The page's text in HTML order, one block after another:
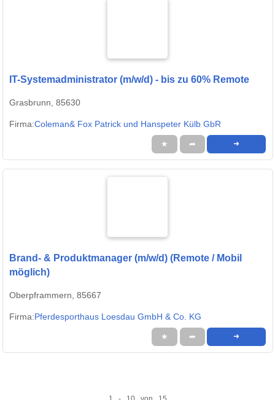
IT-Systemadministrator (m/w/d) - bis zu 60% Remote
Grasbrunn, 85630
Firma:Coleman& Fox Patrick und Hanspeter Külb GbR
★ ➦ ➜
Brand- & Produktmanager (m/w/d) (Remote / Mobil
möglich)
Oberpframmern, 85667
Firma:Pferdesporthaus Loesdau GmbH & Co. KG
★ ➦ ➜